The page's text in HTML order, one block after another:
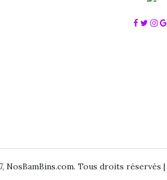
NosBamBins.com. Tous droits réservés |